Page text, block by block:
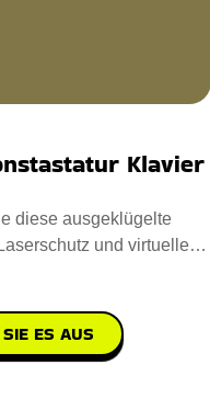
Klavier
diese ausgeklügelte
und virtuellem
ES AUS